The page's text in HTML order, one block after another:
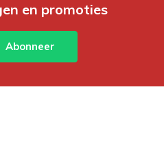
en promoties
Abonneer